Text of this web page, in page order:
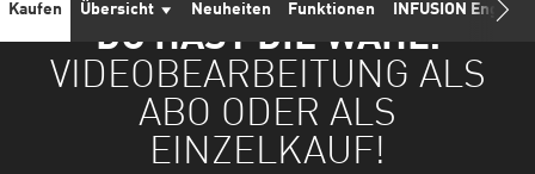
Kaufen Übersicht Neuheiten Funktionen INFUSION Engine 3
DU HAST DIE WAHL:
VIDEOBEARBEITUNG ALS
ABO ODER ALS
EINZELKAUF!